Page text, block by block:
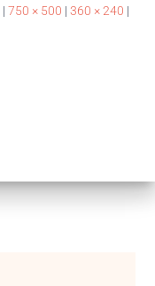
| 750 × 500 | 360 × 240 |